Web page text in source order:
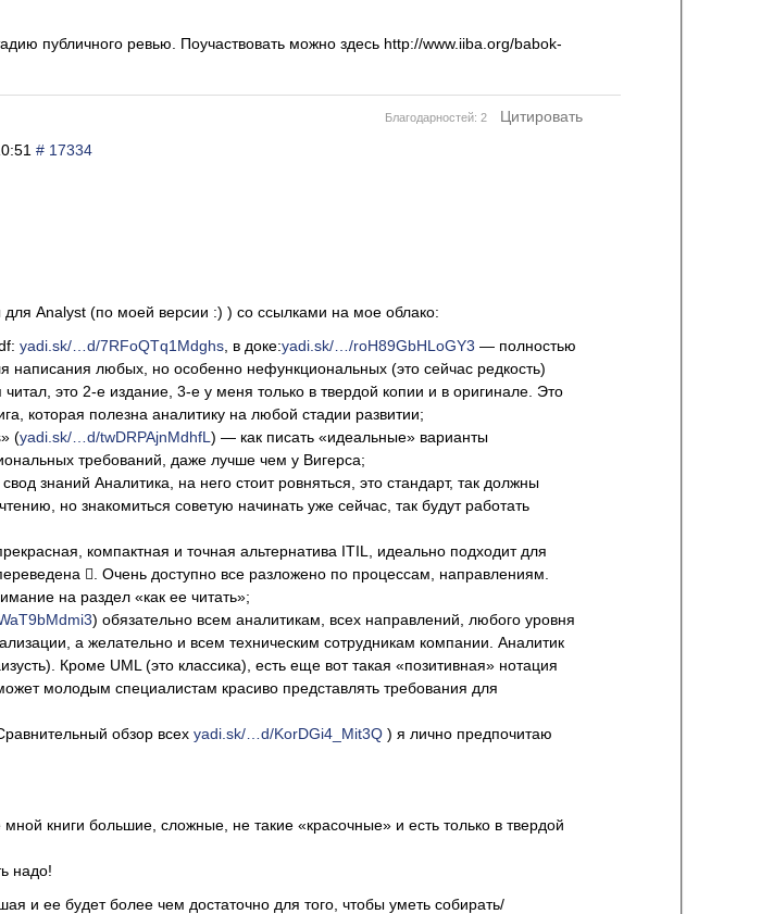
публичного ревью. Поучаствовать можно здесь http://www.iiba.org/babok-
Благодарностей: 2
Цитировать
# 17334
для Analyst (по моей версии :) ) со ссылками на мое облако:
yadi.sk/…d/7RFoQTq1Mdghs , в доке:yadi.sk/…/roH89GbHLoGY3 — полностью
написания любых, но особенно нефункциональных (это сейчас редкость)
это 2-е издание, 3-е у меня только в твердой копии и в оригинале. Это
которая полезна аналитику на любой стадии развитии;
(yadi.sk/…d/twDRPAjnMdhfL ) — как писать «идеальные» варианты
требований, даже лучше чем у Вигерса;
знаний Аналитика, на него стоит ровняться, это стандарт, так должны
но знакомиться советую начинать уже сейчас, так будут работать
компактная и точная альтернатива ITIL, идеально подходит для
. Очень доступно все разложено по процессам, направлениям.
на раздел «как ее читать»;
) обязательно всем аналитикам, всех направлений, любого уровня
а желательно и всем техническим сотрудникам компании. Аналитик
Кроме UML (это классика), есть еще вот такая «позитивная» нотация
молодым специалистам красиво представлять требования для
Сравнительный обзор всех yadi.sk/…d/KorDGi4_Mit3Q ) я лично предпочитаю
книги большие, сложные, не такие «красочные» и есть только в твердой
надо!
и ее будет более чем достаточно для того, чтобы уметь cобирать/